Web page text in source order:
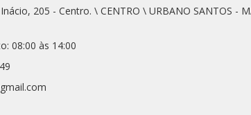
205 - Centro. \ CENTRO \ URBANO SANTOS -
08:00 às 14:00